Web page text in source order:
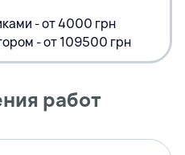
- от 4000 грн
- от 109500 грн
работ